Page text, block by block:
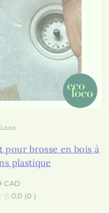
pour brosse en bois à
plastique
CAD
0.0 (0 )